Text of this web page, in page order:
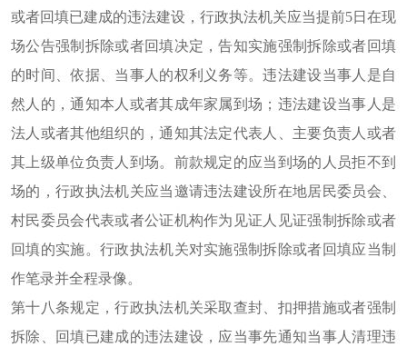
或者回填已建成的违法建设，行政执法机关应当提前5日在现
场公告强制拆除或者回填决定，告知实施强制拆除或者回填
的时间、依据、当事人的权利义务等。违法建设当事人是自
然人的，通知本人或者其成年家属到场；违法建设当事人是
法人或者其他组织的，通知其法定代表人、主要负责人或者
其上级单位负责人到场。前款规定的应当到场的人员拒不到
场的，行政执法机关应当邀请违法建设所在地居民委员会、
村民委员会代表或者公证机构作为见证人见证强制拆除或者
回填的实施。行政执法机关对实施强制拆除或者回填应当制
作笔录并全程录像。
第十八条规定，行政执法机关采取查封、扣押措施或者强制
拆除、回填已建成的违法建设，应当事先通知当事人清理违